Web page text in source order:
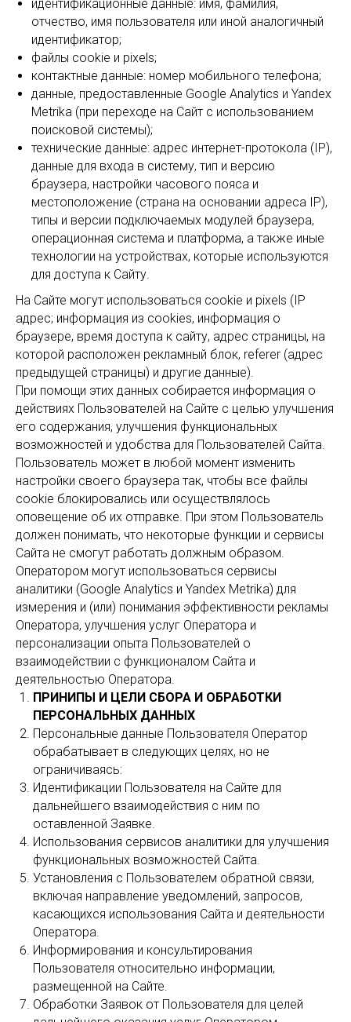
идентификационные данные: имя, фамилия,
отчество, имя пользователя или иной аналогичный
идентификатор;
файлы cookie и pixels;
контактные данные: номер мобильного телефона;
данные, предоставленные Google Analytics и Yandex
Metrika (при переходе на Сайт с использованием
поисковой системы);
технические данные: адрес интернет-протокола (IP),
данные для входа в систему, тип и версию
браузера, настройки часового пояса и
местоположение (страна на основании адреса IP),
типы и версии подключаемых модулей браузера,
операционная система и платформа, а также иные
технологии на устройствах, которые используются
для доступа к Сайту.
На Сайте могут использоваться cookie и pixels (IP
адрес; информация из cookies, информация о
браузере, время доступа к сайту, адрес страницы, на
которой расположен рекламный блок, referer (адрес
предыдущей страницы) и другие данные).
При помощи этих данных собирается информация о
действиях Пользователей на Сайте с целью улучшения
его содержания, улучшения функциональных
возможностей и удобства для Пользователей Сайта.
Пользователь может в любой момент изменить
настройки своего браузера так, чтобы все файлы
cookie блокировались или осуществлялось
оповещение об их отправке. При этом Пользователь
должен понимать, что некоторые функции и сервисы
Сайта не смогут работать должным образом.
Оператором могут использоваться сервисы
аналитики (Google Analytics и Yandex Metrika) для
измерения и (или) понимания эффективности рекламы
Оператора, улучшения услуг Оператора и
персонализации опыта Пользователей о
взаимодействии с функционалом Сайта и
деятельностью Оператора.
ПРИНИПЫ И ЦЕЛИ СБОРА И ОБРАБОТКИ
ПЕРСОНАЛЬНЫХ ДАННЫХ
Персональные данные Пользователя Оператор
обрабатывает в следующих целях, но не
ограничиваясь:
Идентификации Пользователя на Сайте для
дальнейшего взаимодействия с ним по
оставленной Заявке.
Использования сервисов аналитики для улучшения
функциональных возможностей Сайта.
Установления с Пользователем обратной связи,
включая направление уведомлений, запросов,
касающихся использования Сайта и деятельности
Оператора.
Информирования и консультирования
Пользователя относительно информации,
размещенной на Сайте.
Обработки Заявок от Пользователя для целей